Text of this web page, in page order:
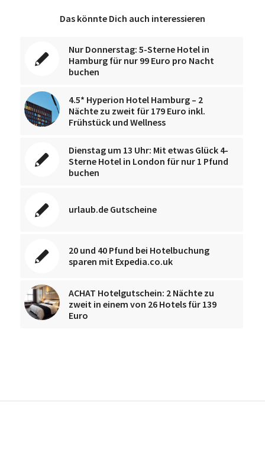
Das könnte Dich auch interessieren
Nur Donnerstag: 5-Sterne Hotel in
Hamburg für nur 99 Euro pro Nacht
buchen
4.5* Hyperion Hotel Hamburg – 2
Nächte zu zweit für 179 Euro inkl.
Frühstück und Wellness
Dienstag um 13 Uhr: Mit etwas Glück 4-
Sterne Hotel in London für nur 1 Pfund
buchen
urlaub.de Gutscheine
20 und 40 Pfund bei Hotelbuchung
sparen mit Expedia.co.uk
ACHAT Hotelgutschein: 2 Nächte zu
zweit in einem von 26 Hotels für 139
Euro